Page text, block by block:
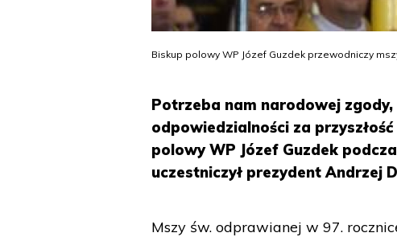
Biskup polowy WP Józef Guzdek przewodniczy
Potrzeba nam narodowej
odpowiedzialności za
polowy WP Józef Guzdek
uczestniczył prezydent Andrzej
Mszy św. odprawianej w 97.